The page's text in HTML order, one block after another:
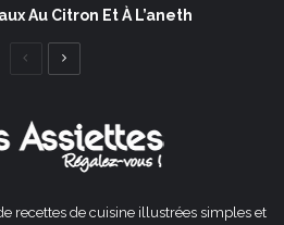
Au Citron Et À L’aneth
Page
recettes de cuisine illustrées simples et